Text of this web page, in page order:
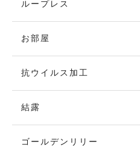
ループレス
お部屋
抗ウイルス加工
結露
ゴールデンリリー